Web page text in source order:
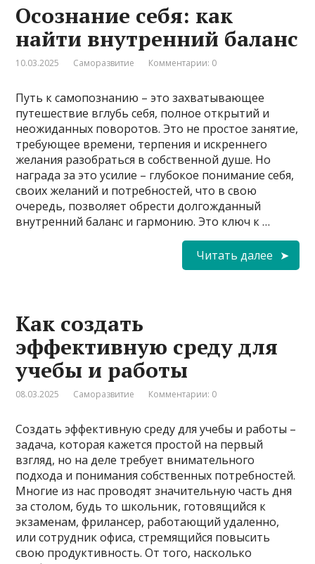
Осознание себя: как
найти внутренний баланс
10.03.2025 Саморазвитие Комментарии: 0
Путь к самопознанию – это захватывающее
путешествие вглубь себя, полное открытий и
неожиданных поворотов. Это не простое занятие,
требующее времени, терпения и искреннего
желания разобраться в собственной душе. Но
награда за это усилие – глубокое понимание себя,
своих желаний и потребностей, что в свою
очередь, позволяет обрести долгожданный
внутренний баланс и гармонию. Это ключ к …
Читать далее
Как создать
эффективную среду для
учебы и работы
08.03.2025 Саморазвитие Комментарии: 0
Создать эффективную среду для учебы и работы –
задача, которая кажется простой на первый
взгляд, но на деле требует внимательного
подхода и понимания собственных потребностей.
Многие из нас проводят значительную часть дня
за столом, будь то школьник, готовящийся к
экзаменам, фрилансер, работающий удаленно,
или сотрудник офиса, стремящийся повысить
свою продуктивность. От того, насколько